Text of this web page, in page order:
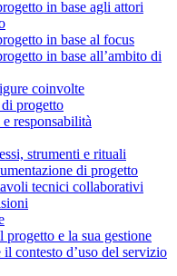
in base agli attori
in base al focus
in base all’ambito di
coinvolte
progetto
responsabilità
strumenti e rituali
di progetto
tecnici collaborativi
e la sua gestione
contesto d’uso del servizio